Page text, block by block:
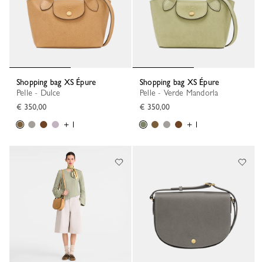
Shopping bag XS Épure
Pelle - Dulce
€ 350,00
+ 1
Shopping bag XS Épure
Pelle - Verde Mandorla
€ 350,00
+ 1